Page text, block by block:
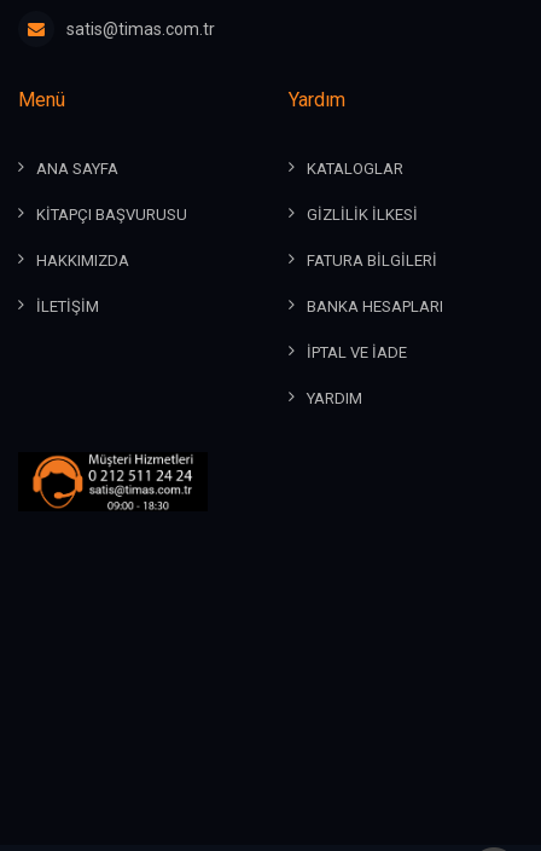
satis@timas.com.tr
Menü
ANA SAYFA
KİTAPÇI BAŞVURUSU
HAKKIMIZDA
İLETİŞİM
Yardım
KATALOGLAR
GİZLİLİK İLKESİ
FATURA BİLGİLERİ
BANKA HESAPLARI
İPTAL VE İADE
YARDIM